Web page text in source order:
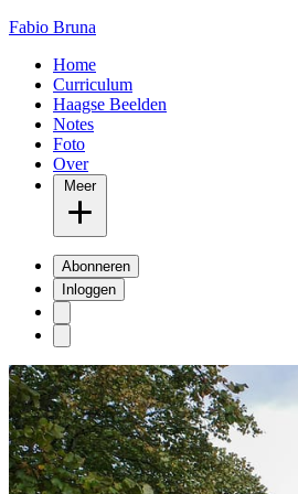
Fabio Bruna
Home
Curriculum
Haagse Beelden
Notes
Foto
Over
Meer
Abonneren
Inloggen